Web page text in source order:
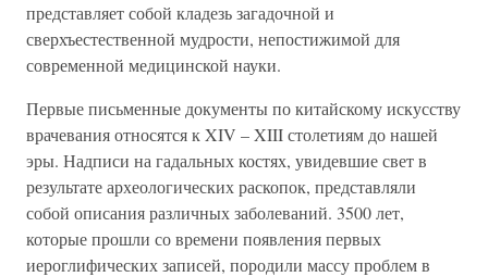
представляет собой кладезь загадочной и
сверхъестественной мудрости, непостижимой для
современной медицинской науки.
Первые письменные документы по китайскому искусству
врачевания относятся к XIV – XIII столетиям до нашей
эры. Надписи на гадальных костях, увидевшие свет в
результате археологических раскопок, представляли
собой описания различных заболеваний. 3500 лет,
которые прошли со времени появления первых
иероглифических записей, породили массу проблем в